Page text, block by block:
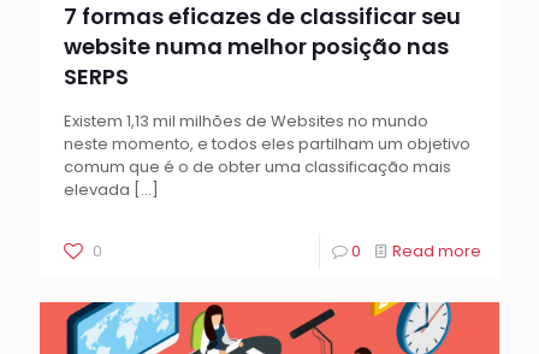
7 formas eficazes de classificar seu
website numa melhor posição nas
SERPS
Existem 1,13 mil milhões de Websites no mundo
neste momento, e todos eles partilham um objetivo
comum que é o de obter uma classificação mais
elevada […]
0 0 Read more